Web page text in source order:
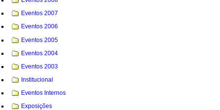
Eventos 2007
Eventos 2006
Eventos 2005
Eventos 2004
Eventos 2003
Institucional
Eventos Internos
Exposições